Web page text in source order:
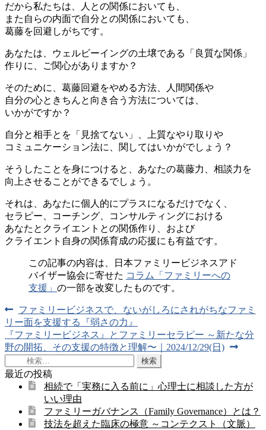
だから私たちは、人との関係においても、
また自らの内面で自分との関係においても、
葛藤を回避しがちです。
あなたは、ウェルビーイングの土壌である「良質な関係」
作りに、ご関心がありますか？
そのために、葛藤回避をやめる方法、人間関係や
自分の心ときちんと向き合う方法については、
いかがですか？
自分と相手とを「見捨てない」、上質なやり取りや
コミュニケーション法に、関してはいかがでしょう？
そうしたことを身につけると、あなたの葛藤力、相談力を
向上させることができるでしょう。
それは、あなたに個人的にプラスになるだけでなく、
セラピー、コーチング、コンサルティングにおける
あなたとクライエントとの関係作り、および
クライエント自身の関係育成の応援にも有益です。
この記事の内容は、日本ファミリービジネスアド
バイザー協会に寄せた コラム「ファミリーへの
支援」 の一部を改変したものです。
投
稿
ナ
ビ
前
の
投
稿:
ファミリービジネスで、ないがしろにされがちなファミ
リー面を支援する『弱さの力』
次
の
稿:
『ファミリービジネス』とファミリーセラピー ～新たな分
野の開拓、その支援の特徴と理解〜｜2024/12/29(日)
索:
最近の投稿
相続で「実務に入る前に」心理士に相談した方が
いい理由
ファミリーガバナンス（Family Governance）とは？
技法を超えた臨床の極意 ～コンテクスト（文脈）